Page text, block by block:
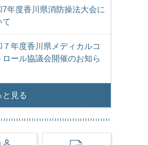
7年度香川県消防操法大会に
て
７年度香川県メディカルコ
ロール協議会開催のお知ら
と見る